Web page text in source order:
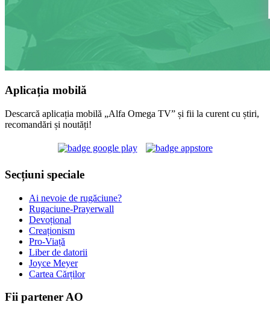
Aplicația mobilă
Descarcă aplicația mobilă „Alfa Omega TV” și fii la curent cu știri,
recomandări și noutăți!
Secțiuni speciale
Ai nevoie de rugăciune?
Rugaciune-Prayerwall
Devoțional
Creaționism
Pro-Viață
Liber de datorii
Joyce Meyer
Cartea Cărților
Fii partener AO